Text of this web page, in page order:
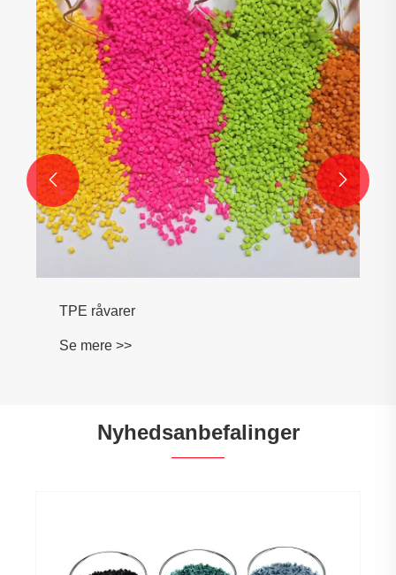
Belagt TPE -råmateriale
Se mere >>
 
Nyhedsanbefalinger
Hvordan forbedres behandlingskvaliteten af ​​
TPE -råmaterialer?